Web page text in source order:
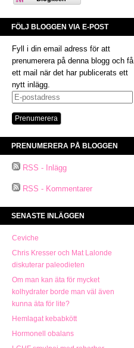
FÖLJ BLOGGEN VIA E-POST
Fyll i din email adress för att
prenumerera på denna blogg och få
ett mail när det har publicerats ett
nytt inlägg.
E-
PRENUMERERA PÅ BLOGGEN
RSS - Inlägg
RSS - Kommentarer
SENASTE INLÄGGEN
Ceviche
Chris Kresser och Mat Lalonde
diskuterar paleodieten
Om man kan äta för mycket
kolhydrater borde man väl även
kunna äta för lite?
Hemlagat kebabkött
Hormonell obalans